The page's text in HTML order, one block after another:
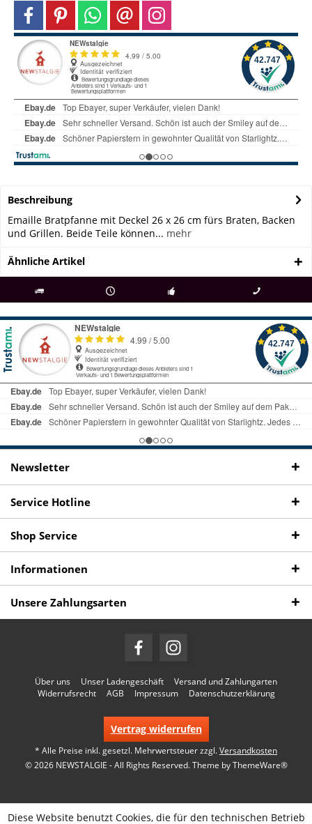
Beschreibung
Emaille Bratpfanne mit Deckel 26 x 26 cm fürs Braten, Backen
und Grillen. Beide Teile können... mehr
Ähnliche Artikel
ab € 69 Bestellwert seit 98 Jahren Fachgeschäft + telefonisch erreichbar
09497 1511
Newsletter
Service Hotline
Shop Service
Informationen
Unsere Zahlungsarten
Über uns Unser Ladengeschäft
Versand und Zahlungarten
Widerrufsrecht
AGB Impressum Datenschutzerklärung
Vertrag widerrufen
* Alle Preise inkl. gesetzl. Mehrwertsteuer zzgl.Versandkosten
© 2026 NEWSTALGIE - All Rights Reserved. Theme byThemeWare®
Diese Website benutzt Cookies, die für den technischen Betrieb